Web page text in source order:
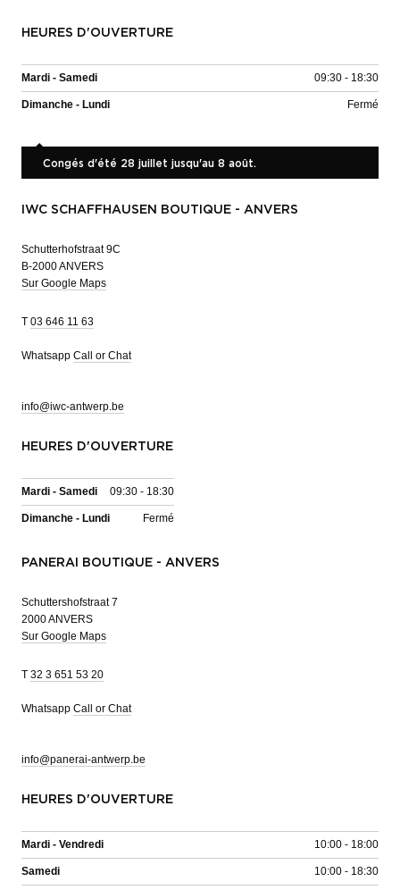
HEURES D'OUVERTURE
Mardi - Samedi 09:30 - 18:30
Dimanche - Lundi Fermé
Congés d'été 28 juillet jusqu'au 8 août.
IWC SCHAFFHAUSEN BOUTIQUE - ANVERS
Schutterhofstraat 9C
B-2000 ANVERS
Sur Google Maps
T 03 646 11 63
Whatsapp Call or Chat
info@iwc-antwerp.be
HEURES D'OUVERTURE
Mardi - Samedi 09:30 - 18:30
Dimanche - Lundi Fermé
PANERAI BOUTIQUE - ANVERS
Schuttershofstraat 7
2000 ANVERS
Sur Google Maps
T 32 3 651 53 20
Whatsapp Call or Chat
info@panerai-antwerp.be
HEURES D'OUVERTURE
Mardi - Vendredi 10:00 - 18:00
Samedi 10:00 - 18:30